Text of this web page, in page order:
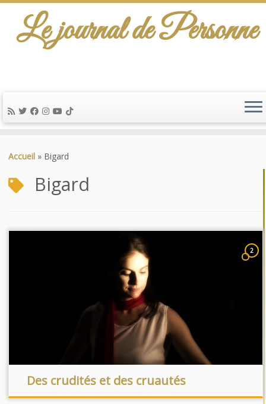
au
Le journal de Personne
Accueil » Bigard
Bigard
2
Des crudités et des cruautés